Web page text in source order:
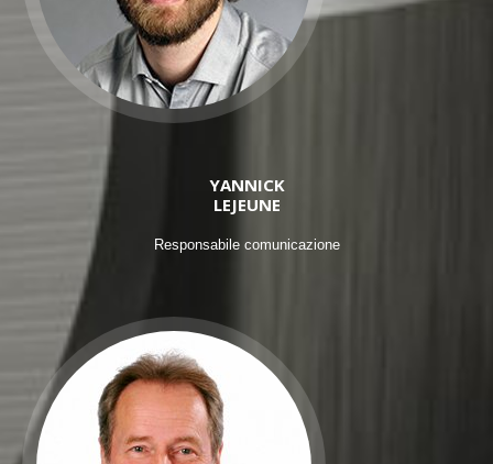
YANNICK
LEJEUNE
Responsabile comunicazione